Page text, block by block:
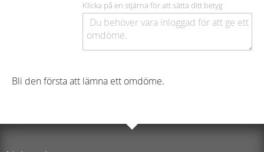
Klicka på en stjärna för att sätta ditt betyg
Bli den första att lämna ett omdöme.